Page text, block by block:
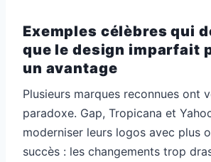
Exemples célèbres qui
que le design imparfait
un avantage
Plusieurs marques reconnues ont
paradoxe. Gap, Tropicana et
moderniser leurs logos avec plus
succès : les changements trop